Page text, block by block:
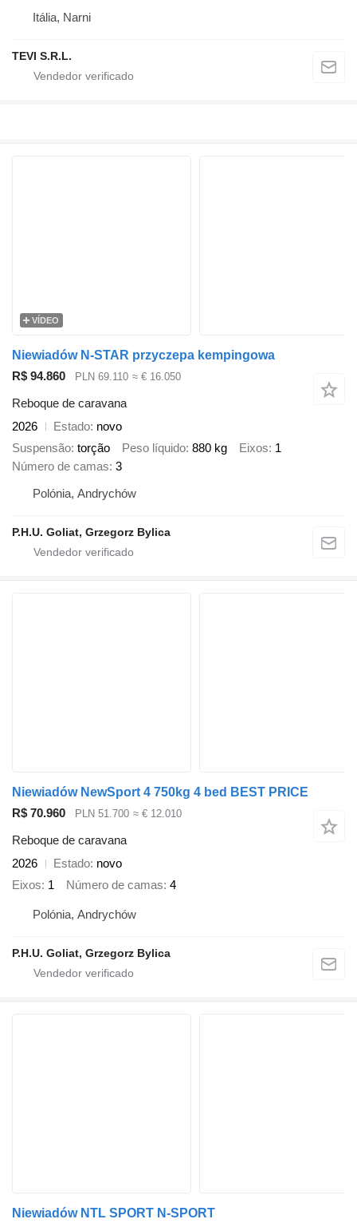
Itália, Narni
TEVI S.R.L.
VÍDEO
Niewiadów N-STAR przyczepa kempingowa
R$ 94.860
PLN 69.110 ≈ € 16.050
Reboque de caravana
2026
Estado novo
Suspensão torção Peso líquido 880 kg Eixos 1
Número de camas 3
Polónia, Andrychów
P.H.U. Goliat, Grzegorz Bylica
Niewiadów NewSport 4 750kg 4 bed BEST PRICE
R$ 70.960
PLN 51.700 ≈ € 12.010
Reboque de caravana
2026
Estado novo
Eixos 1 Número de camas 4
Polónia, Andrychów
P.H.U. Goliat, Grzegorz Bylica
Niewiadów NTL SPORT N-SPORT